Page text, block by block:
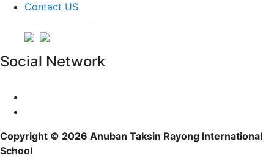
Contact US
Social Network
Copyright © 2026 Anuban Taksin Rayong International
School